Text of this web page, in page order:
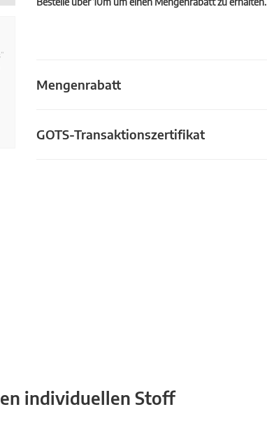
Mengenrabatt
GOTS-Transaktionszertifikat
individuellen Stoff